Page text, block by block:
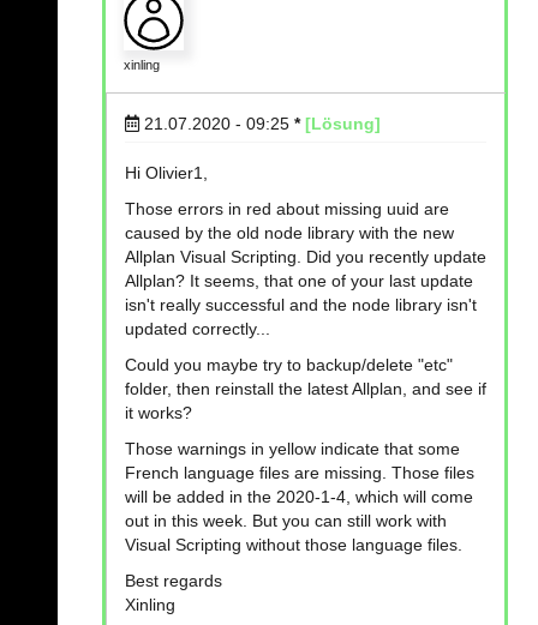
xinling
21.07.2020 - 09:25 * [Lösung]
Hi Olivier1,
Those errors in red about missing uuid are
caused by the old node library with the new
Allplan Visual Scripting. Did you recently update
Allplan? It seems, that one of your last update
isn't really successful and the node library isn't
updated correctly...
Could you maybe try to backup/delete "etc"
folder, then reinstall the latest Allplan, and see if
it works?
Those warnings in yellow indicate that some
French language files are missing. Those files
will be added in the 2020-1-4, which will come
out in this week. But you can still work with
Visual Scripting without those language files.
Best regards
Xinling